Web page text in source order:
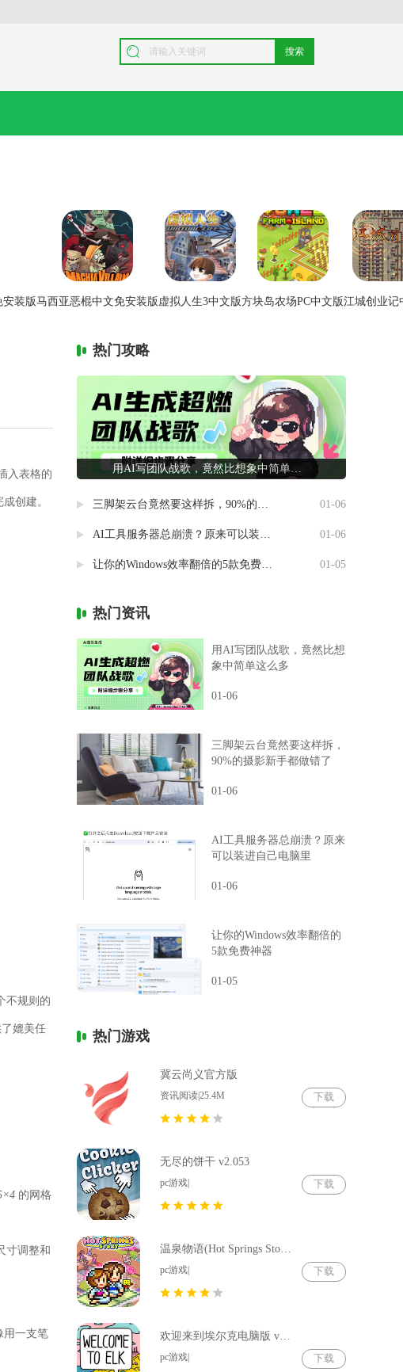
搜索
装版马西亚恶棍中文免安装版 虚拟人生3中文版方块岛农场PC中文版江城创业记
入表格的
创建。
不规则的
媲美任
的网格
寸调整和
用一支笔
热门攻略
用AI写团队战歌，竟然比想象中简单这么多
三脚架云台竟然要这样拆，90%的摄影新手都做错了 01-06
AI工具服务器总崩溃？原来可以装进自己电脑里 01-06
让你的Windows效率翻倍的5款免费神器 01-05
热门资讯
用AI写团队战歌，竟然比想
象中简单这么多
01-06
三脚架云台竟然要这样拆，
90%的摄影新手都做错了
01-06
AI工具服务器总崩溃？原来
可以装进自己电脑里
01-06
让你的Windows效率翻倍的
5款免费神器
01-05
热门游戏
冀云尚义官方版
资讯阅读|25.4M 下载
无尽的饼干 v2.053
pc游戏| 下载
温泉物语(Hot Springs Story) v2.79
pc游戏| 下载
欢迎来到埃尔克电脑版 v1.22.4
pc游戏| 下载